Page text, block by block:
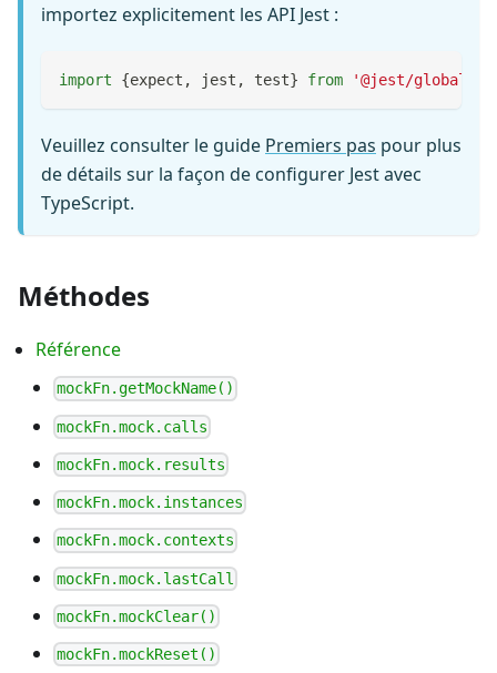
importez explicitement les API Jest :
import {expect , jest , test} from '@jest/globals'
Veuillez consulter le guide Premiers pas pour plus
de détails sur la façon de configurer Jest avec
TypeScript.
Méthodes
Référence
mockFn.getMockName()
mockFn.mock.calls
mockFn.mock.results
mockFn.mock.instances
mockFn.mock.contexts
mockFn.mock.lastCall
mockFn.mockClear()
mockFn.mockReset()